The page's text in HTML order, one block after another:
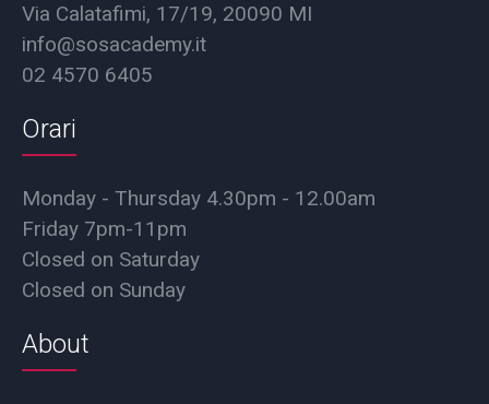
Via Calatafimi, 17/19, 20090 MI
info@sosacademy.it
02 4570 6405
Orari
Monday - Thursday 4.30pm - 12.00am
Friday 7pm-11pm
Closed on Saturday
Closed on Sunday
About